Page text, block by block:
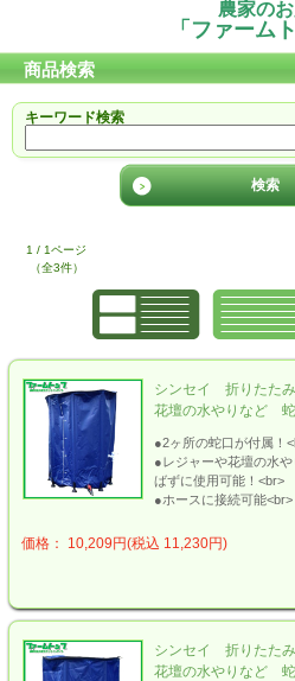
農家の
「ファーム
商品検索
キーワード検索
1 / 1ページ
（全3件）
シンセイ 折りたた
花壇の水やりなど
●2ヶ所の蛇口が付属！
●レジャーや花壇の水
ばずに使用可能！<br>
●ホースに接続可能<br>
価格： 10,209円(税込 11,230円)
シンセイ 折りたた
花壇の水やりなど